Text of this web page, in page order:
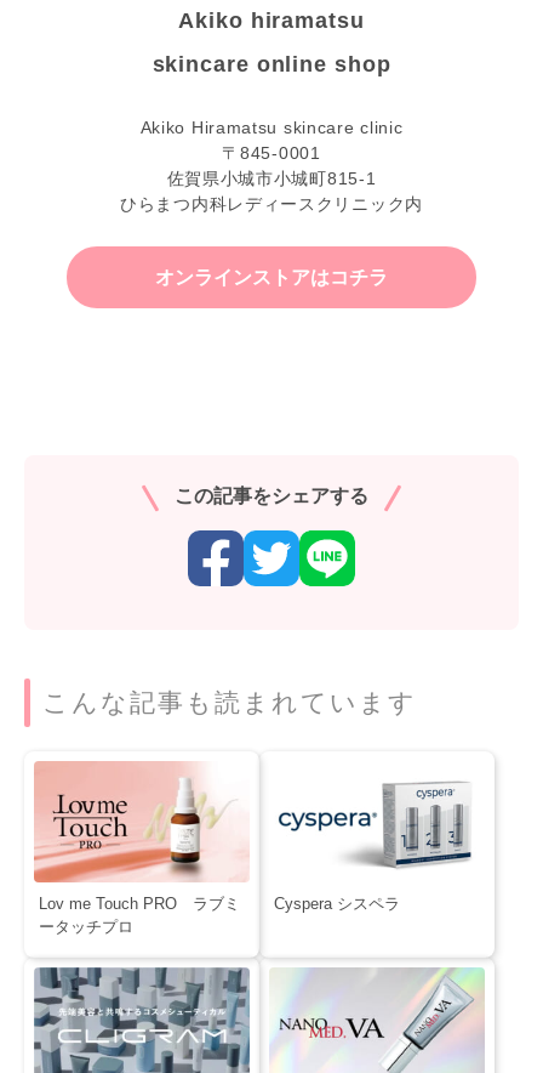
Akiko hiramatsu
skincare online shop
Akiko Hiramatsu skincare clinic
〒845-0001
佐賀県小城市小城町815-1
ひらまつ内科レディースクリニック内
オンラインストアはコチラ
この記事をシェアする
こんな記事も読まれています
Lov me Touch PRO ラブミ
ータッチプロ
Cyspera シスペラ